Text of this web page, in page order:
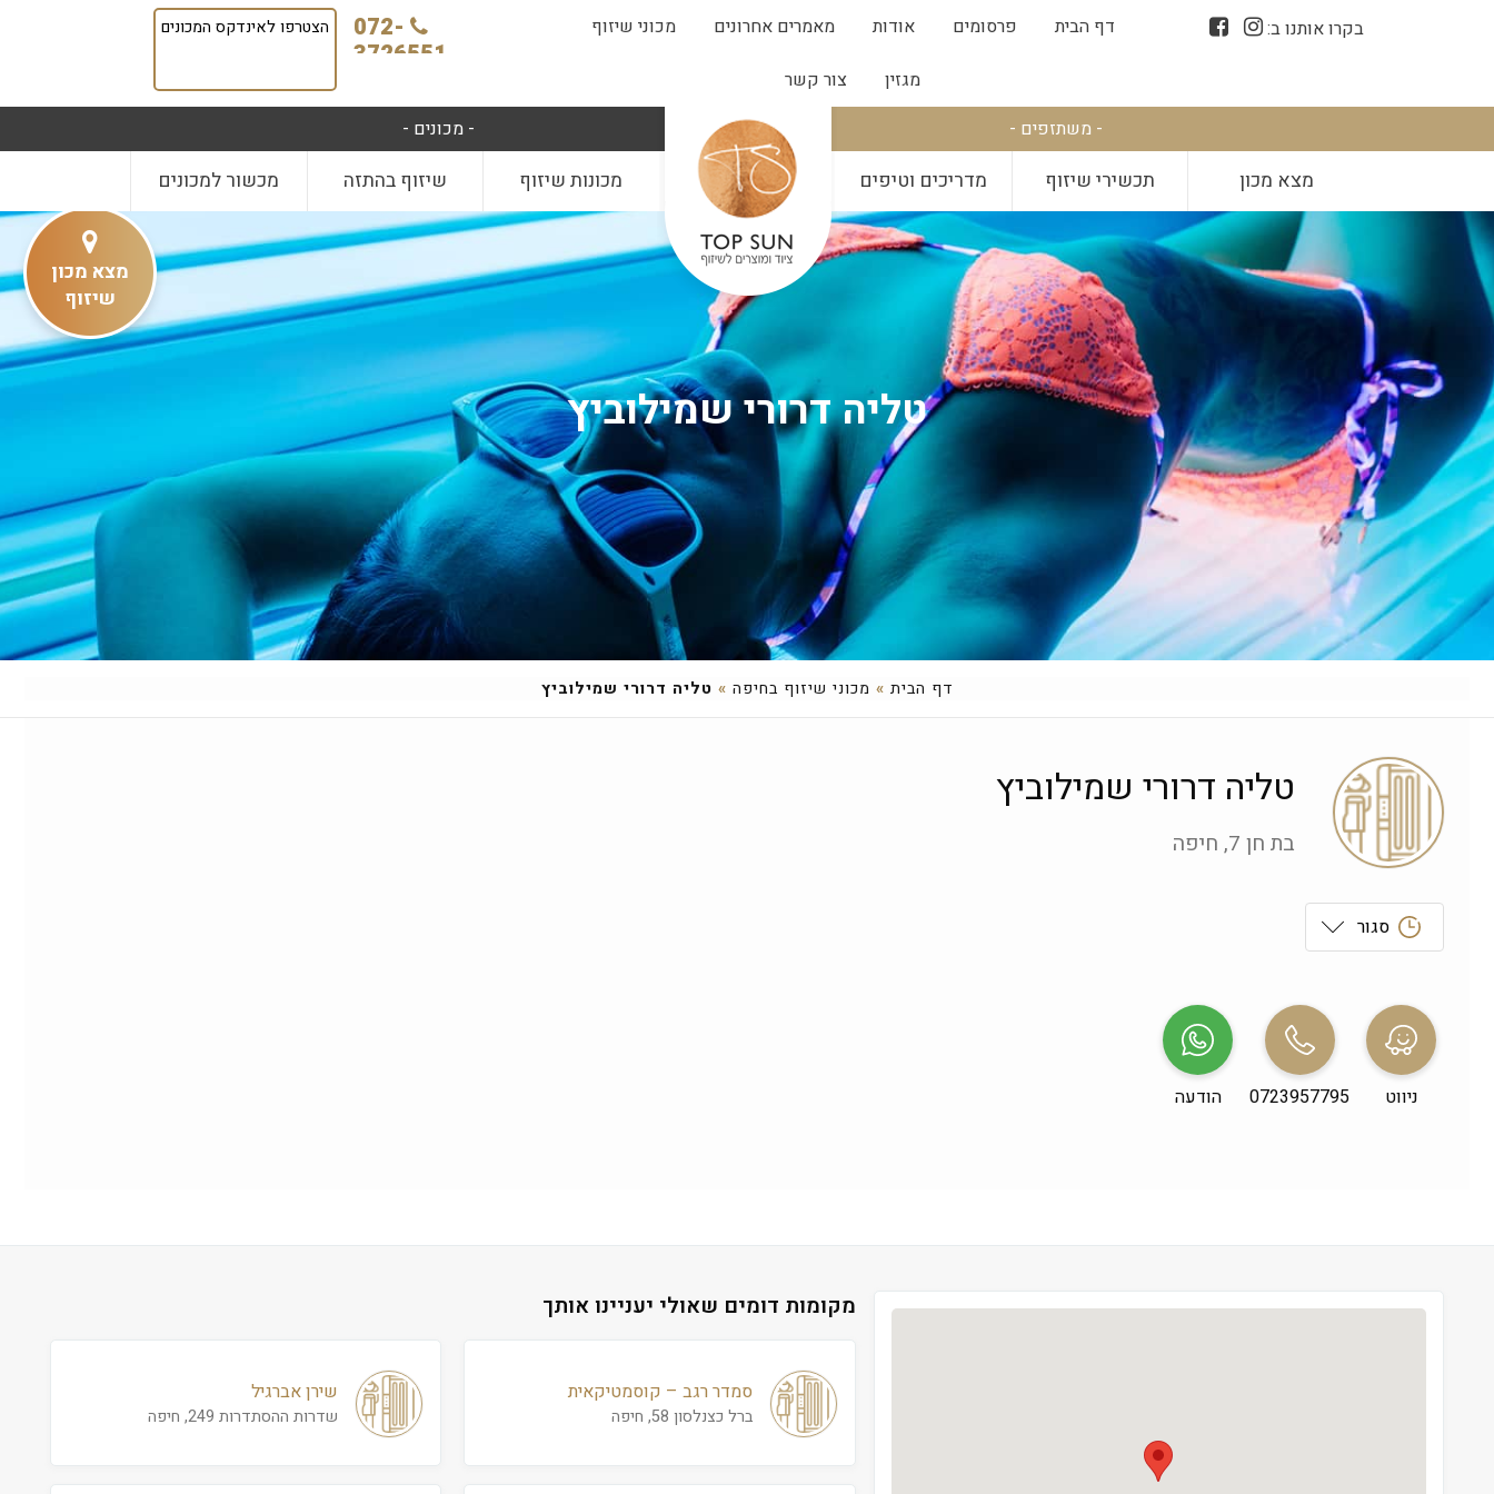
בקרו אותנו ב: דף הבית פרסומים אודות מאמרים אחרונים
מכוני שיזוף
מגזין
צור קשר
072-
3726551
הצטרפו לאינדקס המכונים
- משתזפים - - מכונים -
מצא מכון תכשירי שיזוף מדריכים וטיפים מכונות שיזוף שיזוף בהתזה מכשור למכונים
טליה דרורי שמילוביץ
דף הבית » מכוני שיזוף בחיפה » טליה דרורי שמילוביץ
טליה דרורי שמילוביץ
בת חן 7, חיפה
סגור
שני
09:00-19:00
שלישי
רביעי
ניווט 0723957795 הודעה
מקומות דומים שאולי יעניינו אותך
סמדר רגב – קוסמטיקאית
ברל כצנלסון 58, חיפה
שירן אברגיל
שדרות ההסתדרות 249, חיפה
מצא מכון
שיזוף